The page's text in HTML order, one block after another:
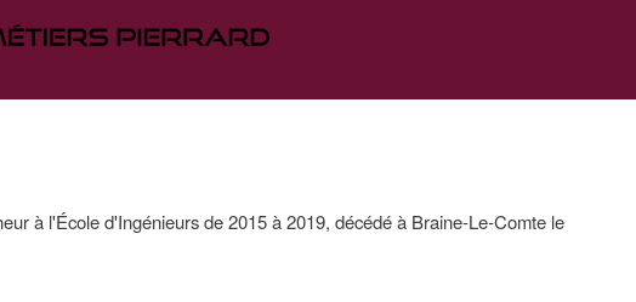
à l'École d'Ingénieurs de 2015 à 2019, décédé à Braine-Le-Comte le